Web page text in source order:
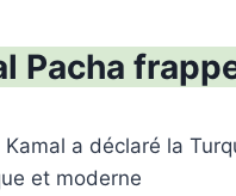
Pacha
Kamal a déclaré la
et moderne